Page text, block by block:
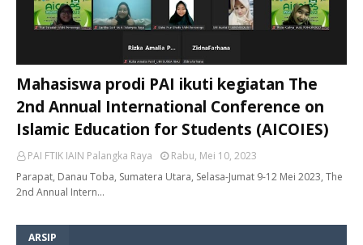
Mahasiswa prodi PAI ikuti kegiatan The
2nd Annual International Conference on
Islamic Education for Students (AICOIES)
PAI FTIK IAIN Palangka Raya
Rabu, Mei 10, 2023
Parapat, Danau Toba, Sumatera Utara, Selasa-Jumat 9-12 Mei 2023, The
2nd Annual Intern…
ARSIP